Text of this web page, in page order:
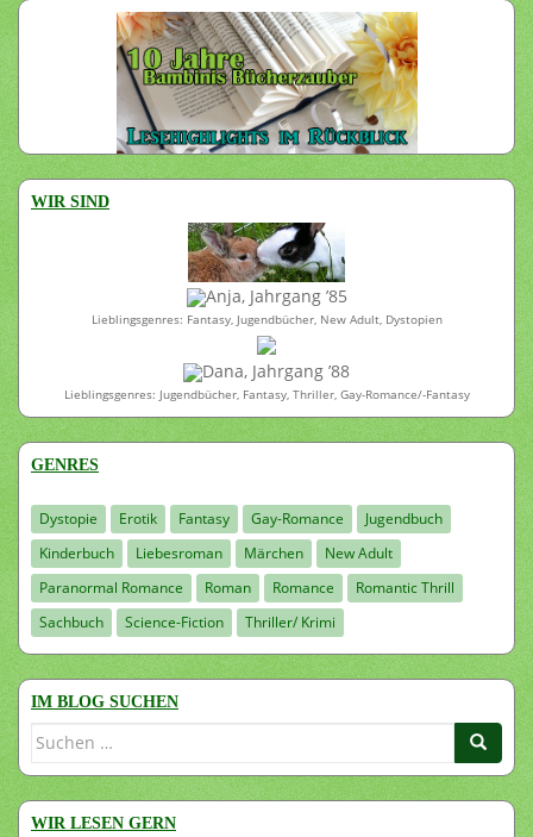
WIR SIND
Anja, Jahrgang ’85
Lieblingsgenres: Fantasy, Jugendbücher, New Adult, Dystopien
Dana, Jahrgang ’88
Lieblingsgenres: Jugendbücher, Fantasy, Thriller, Gay-Romance/-Fantasy
GENRES
Dystopie Erotik Fantasy Gay-Romance
Jugendbuch
Kinderbuch
Liebesroman Märchen
New Adult
Paranormal Romance
Roman Romance
Romantic Thrill
Sachbuch
Science-Fiction Thriller/ Krimi
IM BLOG SUCHEN
Suchen
WIR LESEN GERN